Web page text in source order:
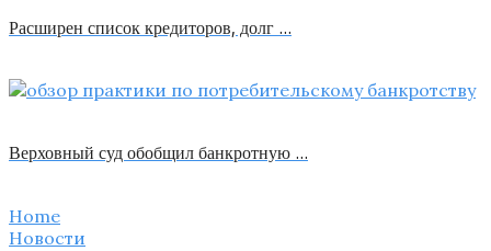
Расширен список кредиторов, долг …
Верховный суд обобщил банкротную …
Home
Новости